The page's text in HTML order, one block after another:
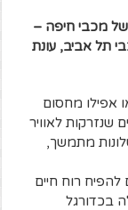
מכבי חיפה –
תל אביב, עונת
אפילו מחסום
לאוויר
מתמשך,
רוח חיים
בכדורגל